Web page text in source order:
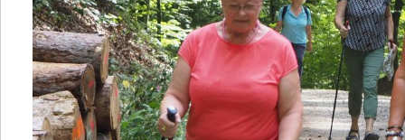
Rückblick 2012
Rückblick 2011
Rückblick 2010
Rückblick 2009